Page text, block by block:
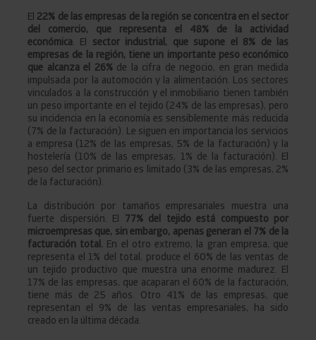
El 22% de las empresas de la región se concentra en el sector
del comercio, que representa el 48% de la actividad
económica. El sector industrial, que supone el 8% de las
empresas de la región, tiene un importante peso económico
que alcanza el 26% de la cifra de negocio, en gran medida
impulsada por la automoción y la alimentación. Los sectores
vinculados a la construcción y el inmobiliario tienen también
un peso importante en el tejido (24% de las empresas), pero
su incidencia en la economía es sensiblemente más reducida
(7% de la facturación). Le siguen en importancia los servicios
a empresa (12% de las empresas, 5% de la facturación) y la
hostelería (10% de las empresas, 1% de la facturación). El
peso del sector primario es limitado (3% de las empresas, 2%
de la facturación).
La distribución por tamaños empresariales muestra una
fuerte dispersión. El 77% del tejido está compuesto por
microempresas que, sin embargo, apenas generan el 7% de la
facturación total. En el otro extremo, la gran empresa, que
representa el 1% del total, produce el 60% de las ventas de
un tejido productivo que muestra una enorme madurez. El
17% de las empresas, que acaparan el 60% de la facturación,
tiene más de 25 años. Otro 41% de las empresas, que
representan el 9% de las ventas empresariales, ha sido
creado en la última década.